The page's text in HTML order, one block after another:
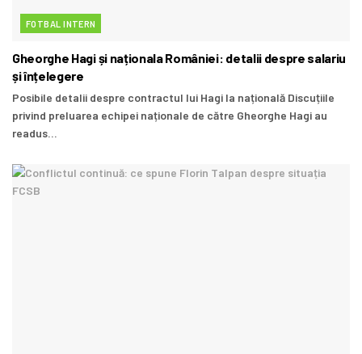
FOTBAL INTERN
Gheorghe Hagi și naționala României: detalii despre salariu
și înțelegere
Posibile detalii despre contractul lui Hagi la națională Discuțiile
privind preluarea echipei naționale de către Gheorghe Hagi au
readus...